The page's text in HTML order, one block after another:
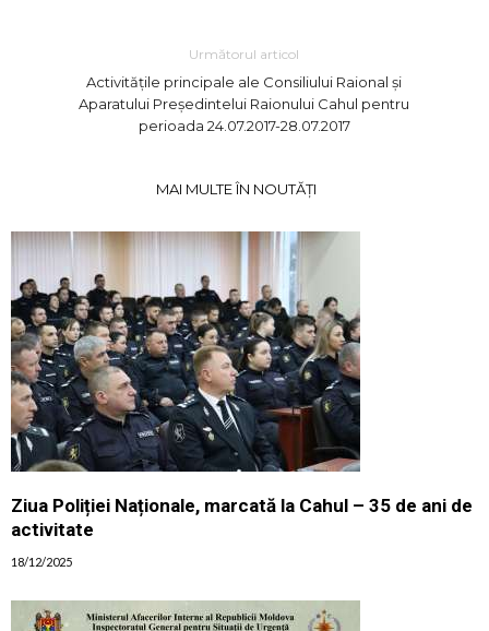
Următorul articol
Activităţile principale ale Consiliului Raional şi
Aparatului Preşedintelui Raionului Cahul pentru
perioada 24.07.2017-28.07.2017
MAI MULTE ÎN NOUTĂȚI
Ziua Poliției Naționale, marcată la Cahul – 35 de ani de
activitate
18/12/2025